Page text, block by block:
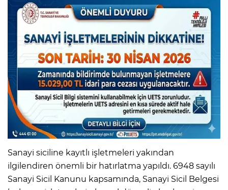
Sanayi siciline kayıtlı işletmeleri yakından
ilgilendiren önemli bir hatırlatma yapıldı. 6948 sayılı
Sanayi Sicil Kanunu kapsamında, Sanayi Sicil Belgesi